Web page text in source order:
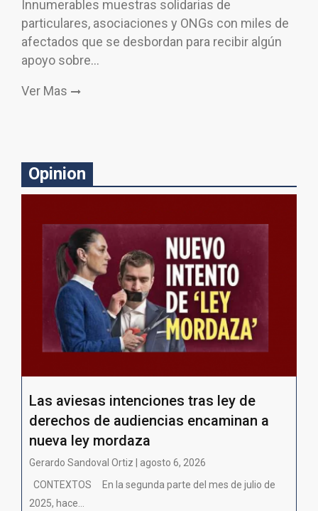
Innumerables muestras solidarias de
particulares, asociaciones y ONGs con miles de
afectados que se desbordan para recibir algún
apoyo sobre…
Ver Mas
Opinion
Las aviesas intenciones tras ley de
derechos de audiencias encaminan a
nueva ley mordaza
Gerardo Sandoval Ortiz | agosto 6, 2026
CONTEXTOS En la segunda parte del mes de julio de
2025, hace...